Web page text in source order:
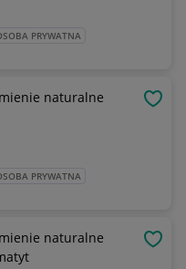
PRYWATNA
naturalne
PRYWATNA
naturalne